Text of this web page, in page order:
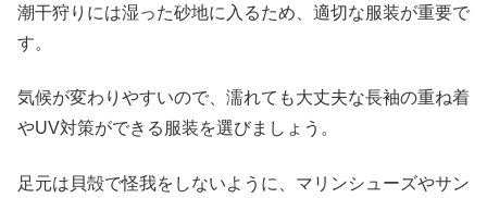
潮干狩りには湿った砂地に入るため、適切な服装が重要で
す。
気候が変わりやすいので、濡れても大丈夫な長袖の重ね着
やUV対策ができる服装を選びましょう。
足元は貝殻で怪我をしないように、マリンシューズやサン